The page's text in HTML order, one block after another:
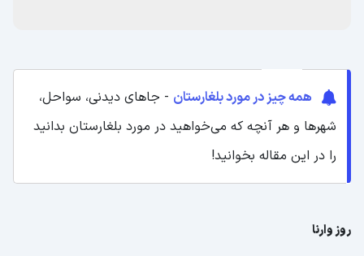
همه چیز در مورد بلغارستان - جاهای دیدنی، سواحل،
شهرها و هر آنچه که می‌خواهید در مورد بلغارستان بدانید
را در این مقاله بخوانید!
روز وارنا